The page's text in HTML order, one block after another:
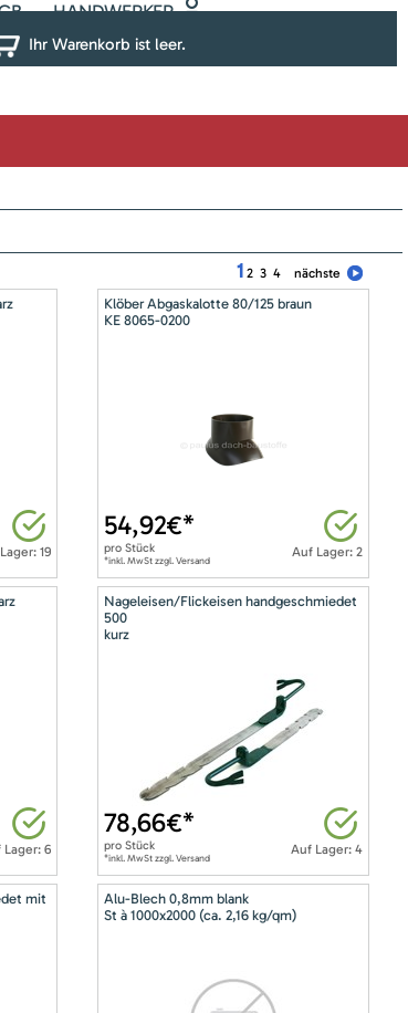
HANDWERKER
Ihr Warenkorb ist leer.
1 2 3 4 nächste
19
Klöber Abgaskalotte 80/125 braun
KE 8065-0200
Auf Lager: 2
54,92€*
proStück
*inkl. MwSt zzgl. Versand
Lager: 6
Nageleisen/Flickeisen handgeschmiedet
500
kurz
Auf Lager: 4
78,66€*
proStück
*inkl. MwSt zzgl. Versand
mit
Alu-Blech 0,8mm blank
St à 1000x2000 (ca. 2,16 kg/qm)